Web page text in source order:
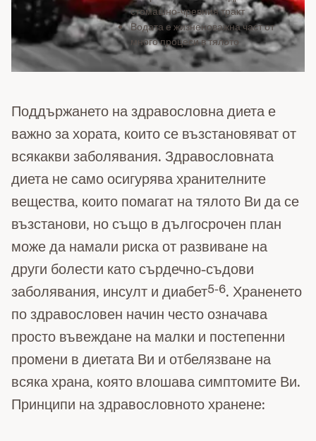
стомашно-чревния тракт
Водата е жизненоважна част от
много процеси в тялото
Поддържането на здравословна диета е
важно за хората, които се възстановяват от
всякакви заболявания. Здравословната
диета не само осигурява хранителните
вещества, които помагат на тялото Ви да се
възстанови, но също в дългосрочен план
може да намали риска от развиване на
други болести като сърдечно-съдови
заболявания, инсулт и диабет5-6. Храненето
по здравословен начин често означава
просто въвеждане на малки и постепенни
промени в диетата Ви и отбелязване на
всяка храна, която влошава симптомите Ви.
Принципи на здравословното хранене: